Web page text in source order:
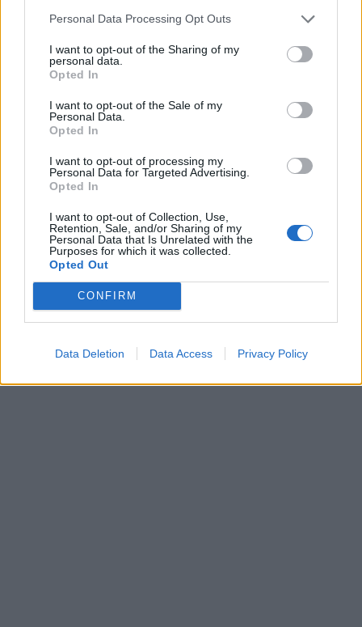
Personal Data Processing Opt Outs
I want to opt-out of the Sharing of my
personal data.
Opted In
I want to opt-out of the Sale of my
Personal Data.
Opted In
I want to opt-out of processing my
Personal Data for Targeted Advertising.
Opted In
I want to opt-out of Collection, Use,
Retention, Sale, and/or Sharing of my
Personal Data that Is Unrelated with the
Purposes for which it was collected.
Opted Out
CONFIRM
Data Deletion Data Access Privacy Policy